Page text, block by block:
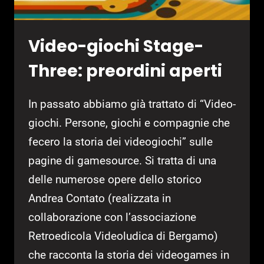
Video-giochi Stage-
Three: preordini aperti
In passato abbiamo già trattato di “Video-
giochi. Persone, giochi e compagnie che
fecero la storia dei videogiochi” sulle
pagine di gamesource. Si tratta di una
delle numerose opere dello storico
Andrea Contato (realizzata in
collaborazione con l’associazione
Retroedicola Videoludica di Bergamo)
che racconta la storia dei videogames in